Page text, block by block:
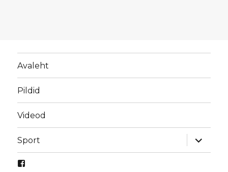
Avaleht
Pildid
Videod
Sport
laienda